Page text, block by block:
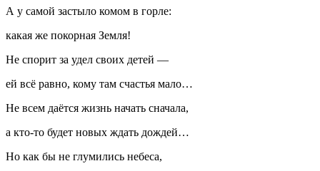
А у самой застыло комом в горле:
какая же покорная Земля!
Не спорит за удел своих детей —
ей всё равно, кому там счастья мало…
Не всем даётся жизнь начать сначала,
а кто-то будет новых ждать дождей…
Но как бы не глумились небеса,